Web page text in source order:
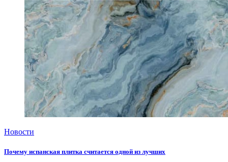
Новости
Почему испанская плитка считается одной из лучших